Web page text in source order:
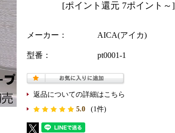
[ポイント還元 7ポイント～]
メーカー： AICA(アイカ)
型番： pt0001-1
返品についての詳細はこちら
5.0
(1件)